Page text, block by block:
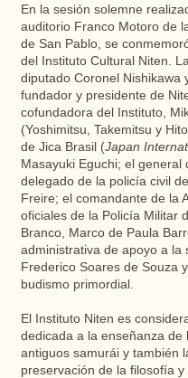
En la sesión solemne
auditorio Franco Motoro de
de San Pablo, se
del Instituto Cultural Niten.
diputado Coronel Nishikawa
fundador y presidente de
cofundadora del Instituto,
(Yoshimitsu, Takemitsu y
de Jica Brasil (Japan
Masayuki Eguchi; el general
delegado de la policía civil
Freire; el comandante de la
oficiales de la Policía Militar
Branco, Marco de Paula
administrativa de apoyo a la
Frederico Soares de Souza
budismo primordial.
El Instituto Niten es
dedicada a la enseñanza
antiguos samurái y también
preservación de la filosofía